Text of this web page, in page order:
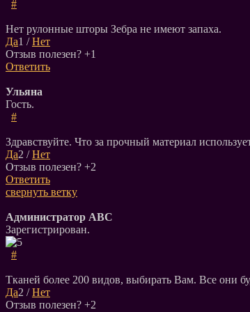
#
Нет рулонные шторы Зебра не имеют запаха.
Да1 /Нет
Отзыв полезен? +1
Ответить
Ульяна
Гость.
#
Здравствуйте. Что за прочный материал
Да2 /Нет
Отзыв полезен? +2
Ответить
свернуть ветку
Администратор АВС
Зарегистрирован.
#
Тканей более 200 видов, выбирать Вам. Все они
Да2 /Нет
Отзыв полезен? +2